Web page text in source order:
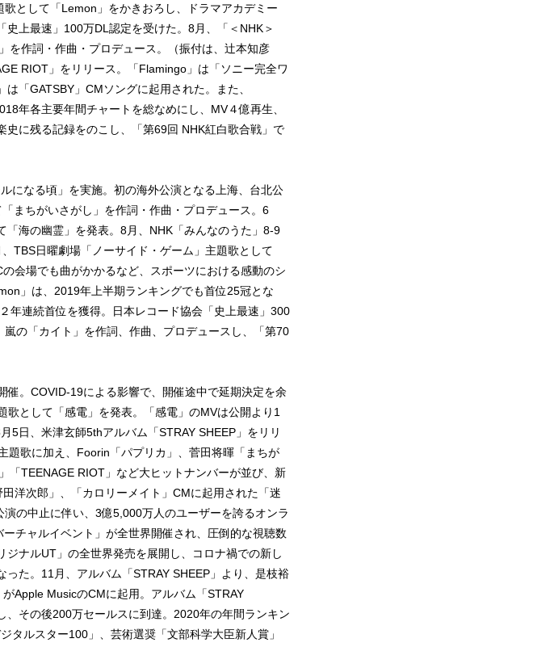
として「Lemon」をかきおろし、ドラマアカデミー
史上最速」100万DL認定を受けた。8月、「＜NHK＞
を作詞・作曲・プロデュース。（振付は、辻本知彦
RIOT」をリリース。「Flamingo」は「ソニー完全ワ
「GATSBY」CMソングに起用された。また、
年各主要年間チャートを総なめにし、MV４億再生、
に残る記録をのこし、「第69回 NHK紅白歌合戦」で
になる頃」を実施。初の海外公演となる上海、台北公
まちがいさがし」を作詞・作曲・プロデュース。6
「海の幽霊」を発表。8月、NHK「みんなのうた」8-9
TBS日曜劇場「ノーサイド・ゲーム」主題歌として
会場でも曲がかかるなど、スポーツにおける感動のシ
」は、2019年上半期ランキングでも首位25冠とな
年連続首位を獲得。日本レコード協会「史上最速」300
の「カイト」を作詞、作曲、プロデュースし、「第70
。COVID-19による影響で、開催途中で延期決定を余
として「感電」を発表。「感電」のMVは公開より1
5日、米津玄師5thアルバム「STRAY SHEEP」をリリ
題歌に加え、Foorin「パプリカ」、菅田将暉「まちが
「TEENAGE RIOT」など大ヒットナンバーが並び、新
洋次郎」、「カロリーメイト」CMに起用された「迷
の中止に伴い、3億5,000万人のユーザーを誇るオンラ
チャルイベント」が全世界開催され、圧倒的な視聴数
ナルUT」の全世界発売を展開し、コロナ禍での新し
た。11月、アルバム「STRAY SHEEP」より、是枝裕
Apple MusicのCMに起用。アルバム「STRAY
その後200万セールスに到達。2020年の年間ランキン
タルスター100」、芸術選奨「文部科学大臣新人賞」